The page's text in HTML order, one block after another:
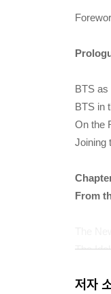
BTS as
BTS in
On the
Joining
From
The
How
저자